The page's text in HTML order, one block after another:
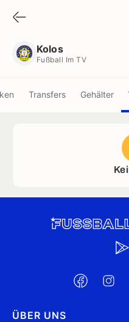
Kolos
Fußball Im TV
Transfers Gehälter
ÜBER UNS